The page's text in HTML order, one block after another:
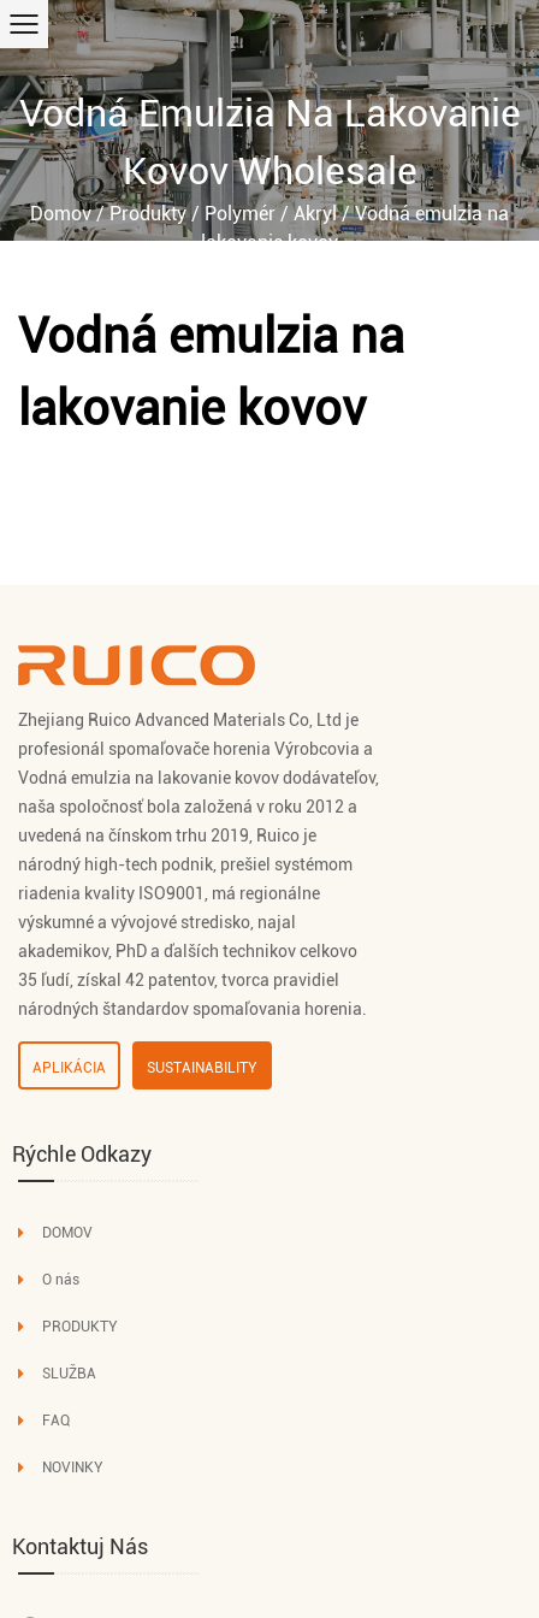
Vodná Emulzia Na Lakovanie
Kovov Wholesale
Domov/Produkty/ Polymér/Akryl/Vodná emulzia na
lakovanie kovov
Vodná emulzia na
lakovanie kovov
Zhejiang Ruico Advanced Materials Co, Ltd je
profesionál spomaľovače horenia Výrobcovia a
Vodná emulzia na lakovanie kovov dodávateľov,
naša spoločnosť bola založená v roku 2012 a
uvedená na čínskom trhu 2019, Ruico je
národný high-tech podnik, prešiel systémom
riadenia kvality ISO9001, má regionálne
výskumné a vývojové stredisko, najal
akademikov, PhD a ďalších technikov celkovo
35 ľudí, získal 42 patentov, tvorca pravidiel
národných štandardov spomaľovania horenia.
APLIKÁCIA SUSTAINABILITY
Rýchle Odkazy
DOMOV
O nás
PRODUKTY
SLUŽBA
FAQ
NOVINKY
Kontaktuj Nás